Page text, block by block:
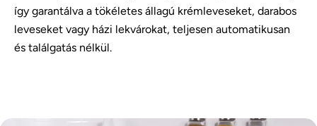
így garantálva a tökéletes állagú krémleveseket, darabos
leveseket vagy házi lekvárokat, teljesen automatikusan
és találgatás nélkül.